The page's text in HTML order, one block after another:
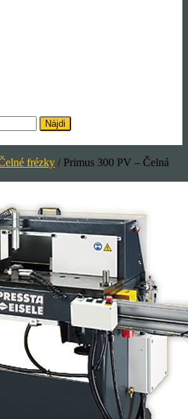
frézky / Primus 300 PV – Čelná